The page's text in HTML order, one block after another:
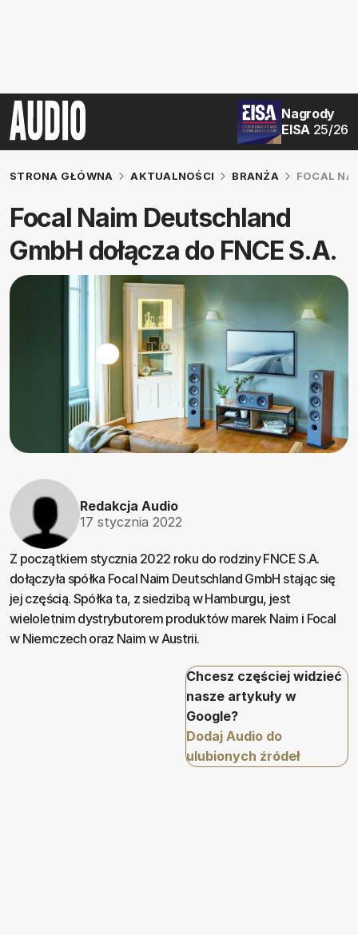
Nagrody
EISA 25/26
STRONA GŁÓWNA AKTUALNOŚCI BRANŻA FOCAL
Focal Naim Deutschland
GmbH dołącza do FNCE S.A.
Redakcja Audio
17 stycznia 2022
Z początkiem stycznia 2022 roku do rodziny FNCE S.A.
dołączyła spółka Focal Naim Deutschland GmbH stając się
jej częścią. Spółka ta, z siedzibą w Hamburgu, jest
wieloletnim dystrybutorem produktów marek Naim i Focal
w Niemczech oraz Naim w Austrii.
Chcesz częściej widzieć
nasze artykuły w
Google?
Dodaj Audio do
ulubionych źródeł